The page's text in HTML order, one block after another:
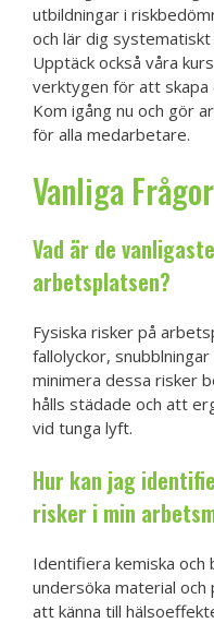
utbildningar i
och lär dig
Upptäck också våra
verktygen för att skapa
Kom igång nu och gör
för alla medarbetare.
Vanliga Frågor
Vad är de
arbetsplatsen?
Fysiska risker på
fallolyckor,
minimera dessa risker
hålls städade och att
vid tunga lyft.
Hur kan jag
risker i min
Identifiera kemiska
undersöka material
att känna till